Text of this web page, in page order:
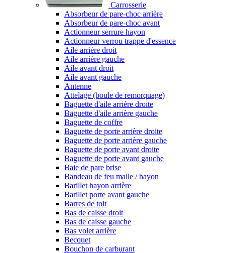
Carrosserie
Absorbeur de pare-choc arrière
Absorbeur de pare-choc avant
Actionneur serrure hayon
Actionneur verrou trappe d'essence
Aile arrière droit
Aile arrière gauche
Aile avant droit
Aile avant gauche
Antenne
Attelage (boule de remorquage)
Baguette d'aile arrière droite
Baguette d'aile arrière gauche
Baguette de coffre
Baguette de porte arrière droite
Baguette de porte arrière gauche
Baguette de porte avant droite
Baguette de porte avant gauche
Baie de pare brise
Bandeau de feu malle / hayon
Barillet hayon arrière
Barillet porte avant gauche
Barres de toit
Bas de caisse droit
Bas de caisse gauche
Bas volet arrière
Becquet
Bouchon de carburant